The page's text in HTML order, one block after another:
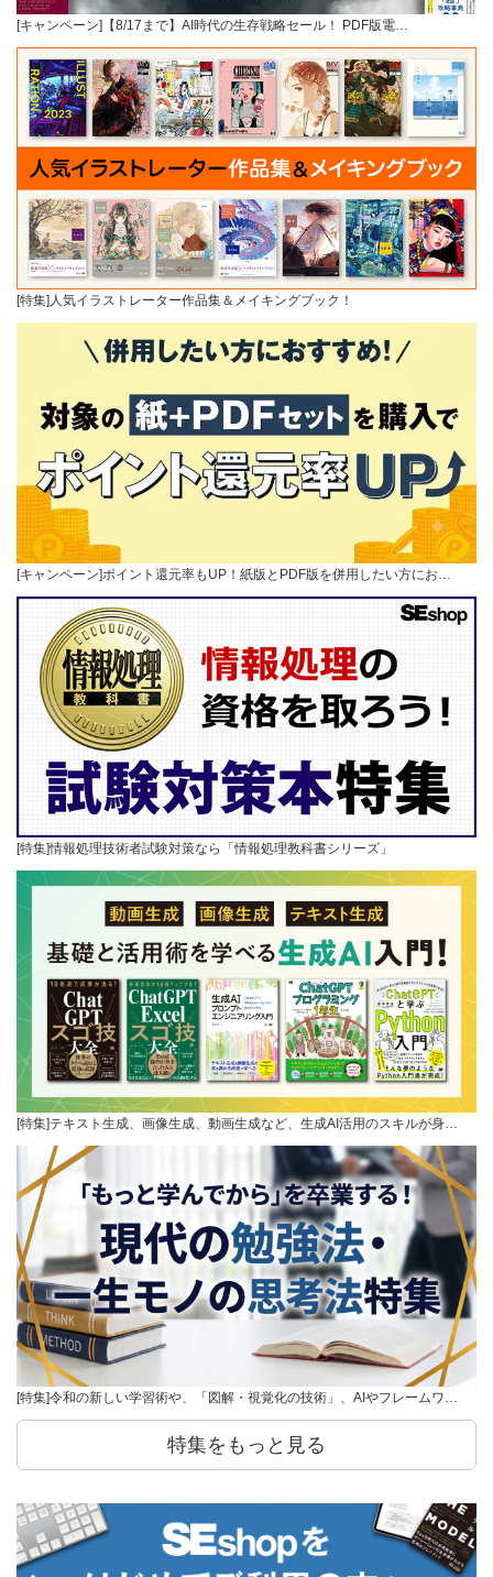
[キャンペーン]【8/17まで】AI時代の生存戦略セール！ PDF版電…
[特集]人気イラストレーター作品集＆メイキングブック！
[キャンペーン]ポイント還元率もUP！紙版とPDF版を併用したい方にお…
[特集]情報処理技術者試験対策なら「情報処理教科書シリーズ」
[特集]テキスト生成、画像生成、動画生成など、生成AI活用のスキルが身…
[特集]令和の新しい学習術や、「図解・視覚化の技術」、AIやフレームワ…
特集をもっと見る